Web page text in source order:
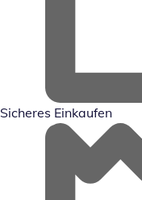
Sicheres Einkaufen